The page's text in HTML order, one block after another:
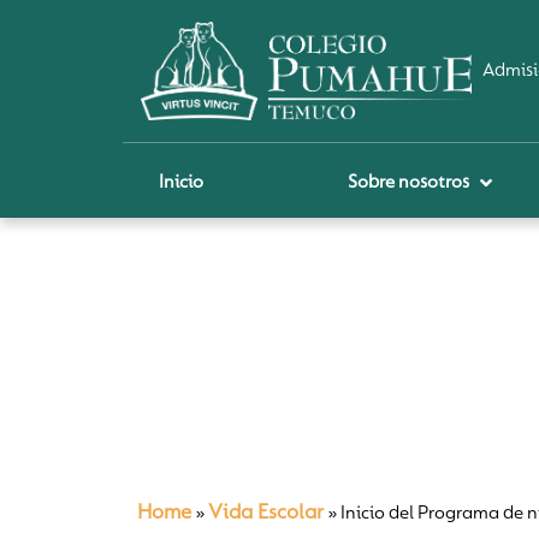
Inicio Sobre nosotros
Home » Vida Escolar» Inicio del Programa de